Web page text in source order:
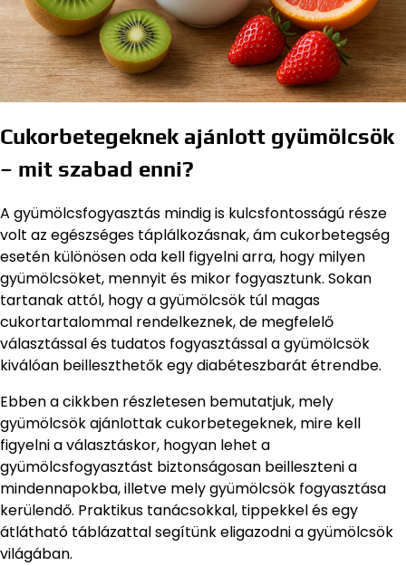
Cukorbetegeknek ajánlott gyümölcsök
– mit szabad enni?
A gyümölcsfogyasztás mindig is kulcsfontosságú része
volt az egészséges táplálkozásnak, ám cukorbetegség
esetén különösen oda kell figyelni arra, hogy milyen
gyümölcsöket, mennyit és mikor fogyasztunk. Sokan
tartanak attól, hogy a gyümölcsök túl magas
cukortartalommal rendelkeznek, de megfelelő
választással és tudatos fogyasztással a gyümölcsök
kiválóan beilleszthetők egy diabéteszbarát étrendbe.
Ebben a cikkben részletesen bemutatjuk, mely
gyümölcsök ajánlottak cukorbetegeknek, mire kell
figyelni a választáskor, hogyan lehet a
gyümölcsfogyasztást biztonságosan beilleszteni a
mindennapokba, illetve mely gyümölcsök fogyasztása
kerülendő. Praktikus tanácsokkal, tippekkel és egy
átlátható táblázattal segítünk eligazodni a gyümölcsök
világában.